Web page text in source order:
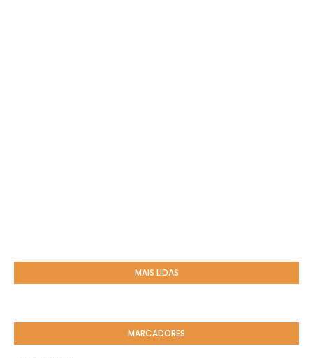
MAIS LIDAS
MARCADORES